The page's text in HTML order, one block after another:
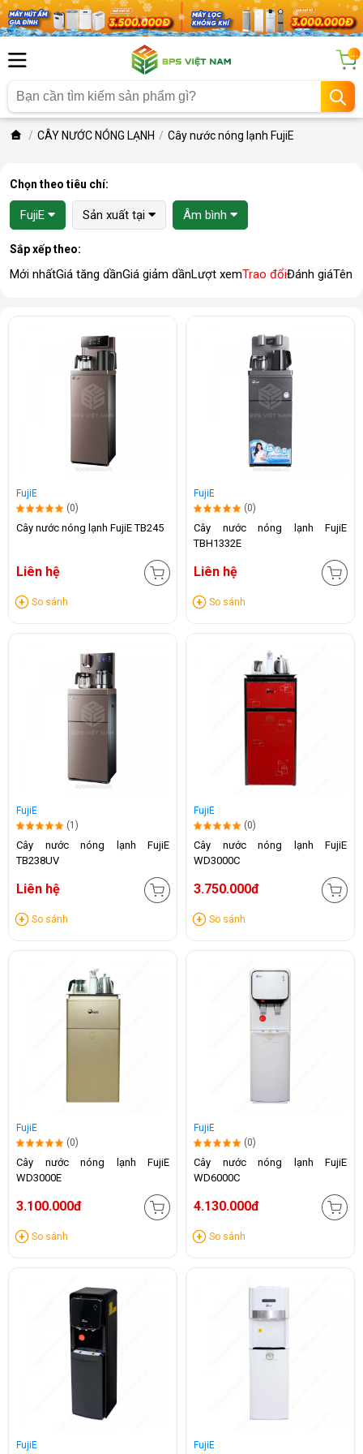
...
CÂY NƯỚC NÓNG LẠNH Cây nước nóng lạnh FujiE
Chọn theo tiêu chí:
FujiE Sản xuất tại Âm bình
Sắp xếp theo:
Mới nhấtGiá tăng dầnGiá giảm dầnLượt xemTrao đổiĐánh giáTên
FujiE
(0)
Cây nước nóng lạnh FujiE TB245
Liên hệ
So sánh
FujiE
(0)
Cây nước nóng lạnh FujiE
TBH1332E
Liên hệ
So sánh
FujiE
(1)
Cây nước nóng lạnh FujiE
TB238UV
Liên hệ
So sánh
FujiE
(0)
Cây nước nóng lạnh FujiE
WD3000C
3.750.000đ
So sánh
FujiE
(0)
Cây nước nóng lạnh FujiE
WD3000E
3.100.000đ
So sánh
FujiE
(0)
Cây nước nóng lạnh FujiE
WD6000C
4.130.000đ
So sánh
FujiE FujiE